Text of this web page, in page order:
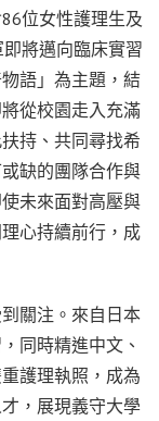
位女性護理生及
將邁向臨床實習
語」為主題，結
從校園走入充滿
持、共同尋找希
缺的團隊合作與
未來面對高壓與
心持續前行，成
關注。來自日本
同時精進中文、
護理執照，成為
，展現義守大學